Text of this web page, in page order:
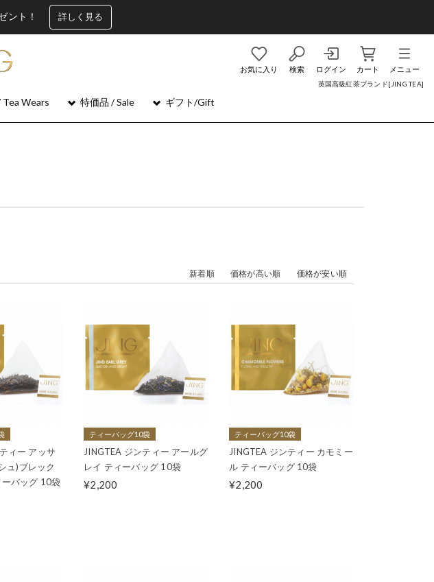
ント！ 詳しく見る
英国高級紅茶ブランド[JING TEA]
お気に入り 検索 ログイン カート メニュー
Tea Wears 特価品 / Sale ギフト/Gift
新着順 価格が高い順 価格が安い順
ィー アッサ
ュ)ブレック
バッグ 10袋
ティーバッグ10袋
JINGTEA ジンティー アールグ
レイ ティーバッグ 10袋
¥2,200
ティーバッグ10袋
JINGTEA ジンティー カモミー
ル ティーバッグ 10袋
¥2,200